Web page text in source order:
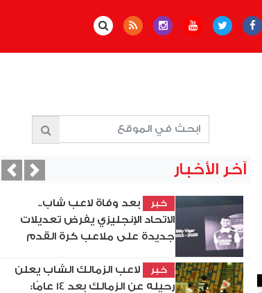
آخر الأخبار
خبر
بعد وفاة لاعب شاب..
الاتحاد الإنجليزي يفرض تعديلات
جديدة على ملاعب كرة القدم
خبر
لاعب الزمالك الشاب يعلن
رحيله عن الزمالك بعد 14 عامًا:
Next